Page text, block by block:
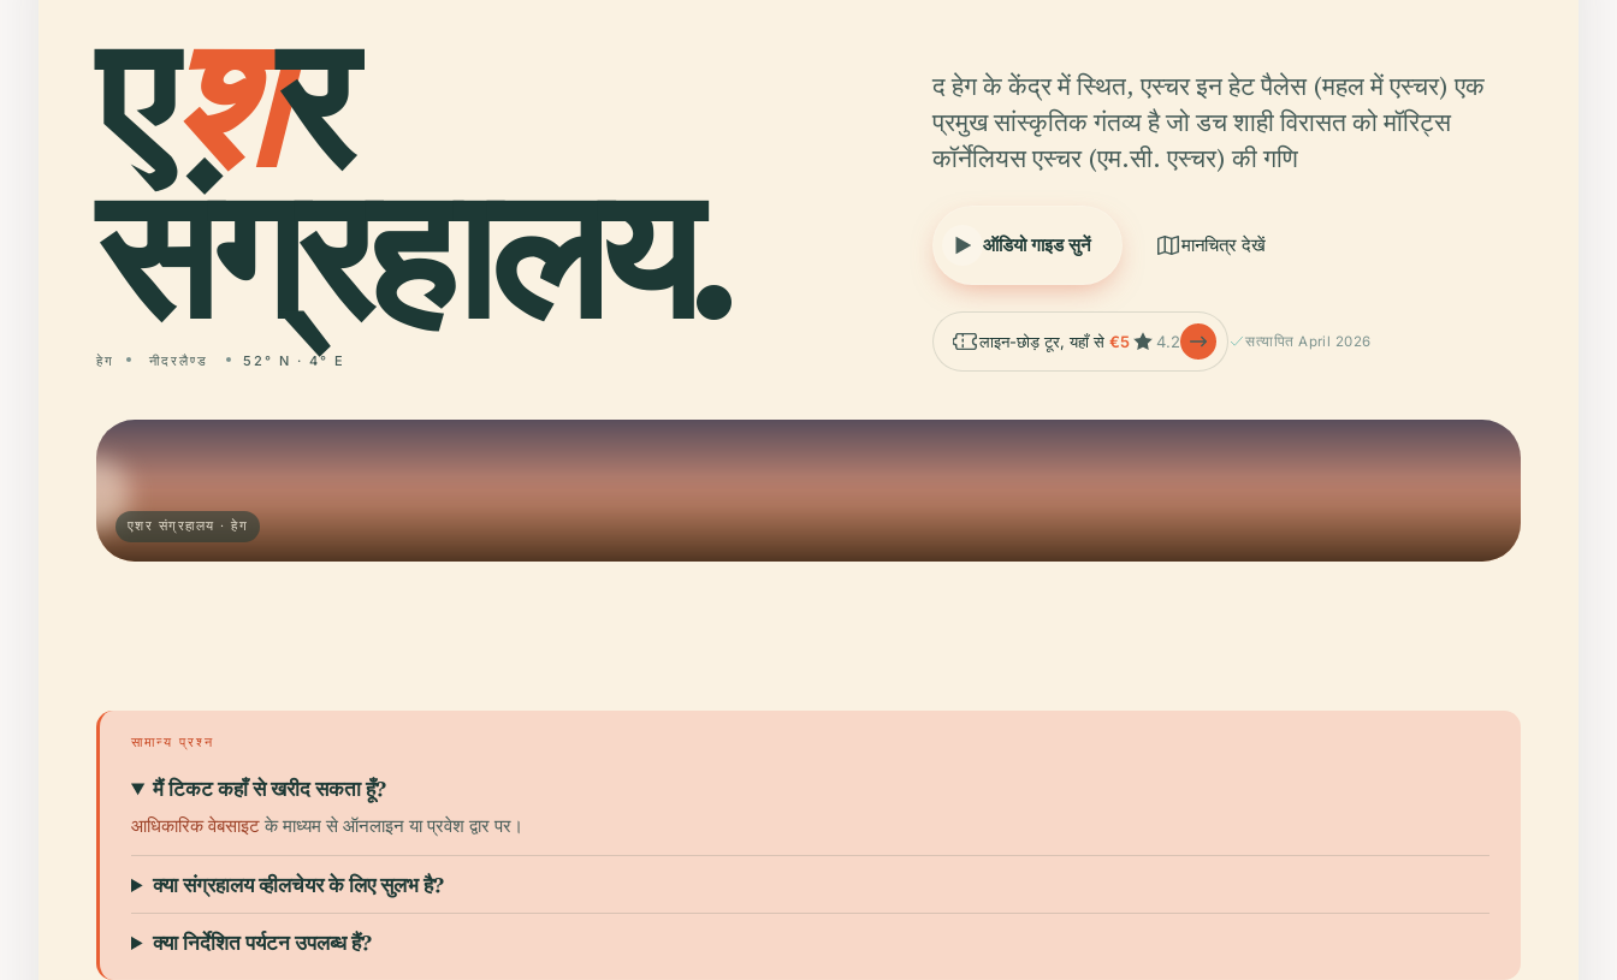
एशर
संग्रहालय.
हेग नीदरलैण्ड 52° N · 4° E
द हेग के केंद्र में स्थित, एस्चर इन हेट पैलेस (महल में एस्चर) एक
प्रमुख सांस्कृतिक गंतव्य है जो डच शाही विरासत को मॉरिट्स
कॉर्नेलियस एस्चर (एम.सी. एस्चर) की गणि
ऑडियो गाइड सुनें मानचित्र देखें
लाइन-छोड़ टूर, यहाँ से€5 4.2 सत्यापित April 2026
एशर संग्रहालय · हेग
सामान्य प्रश्न
मैं टिकट कहाँ से खरीद सकता हूँ?
आधिकारिक वेबसाइटके माध्यम से ऑनलाइन या प्रवेश द्वार पर।
क्या संग्रहालय व्हीलचेयर के लिए सुलभ है?
क्या निर्देशित पर्यटन उपलब्ध हैं?